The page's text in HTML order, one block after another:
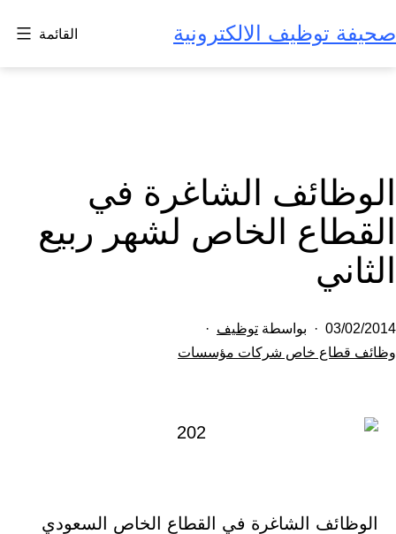
إلى
المحتوى
صحيفة توظيف الالكترونية القائمة
الوظائف الشاغرة في
القطاع الخاص لشهر ربيع
الثاني
تم
النشر
03/02/2014 بواسطة توظيف
مصنف
وظائف قطاع خاص شركات مؤسسات
الوظائف الشاغرة في القطاع الخاص السعودي